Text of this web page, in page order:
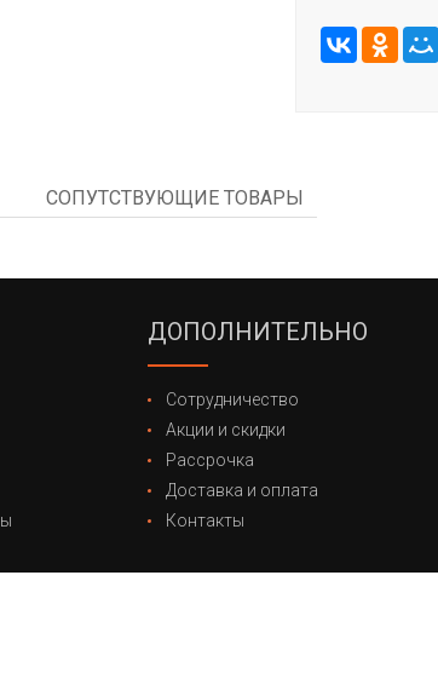
СОПУТСТВУЮЩИЕ ТОВАРЫ
ДОПОЛНИТЕЛЬНО
Сотрудничество
Акции и скидки
Рассрочка
Доставка и оплата
Контакты